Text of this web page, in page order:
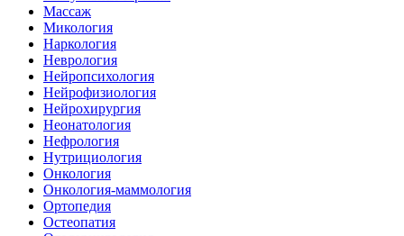
Массаж
Микология
Наркология
Неврология
Нейропсихология
Нейрофизиология
Нейрохирургия
Неонатология
Нефрология
Нутрициология
Онкология
Онкология-маммология
Ортопедия
Остеопатия